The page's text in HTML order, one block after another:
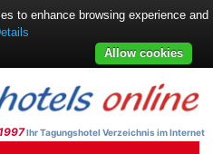
1997Ihr Tagungshotel Verzeichnis im Internet
to enhance browsing experience and
Allow cookies